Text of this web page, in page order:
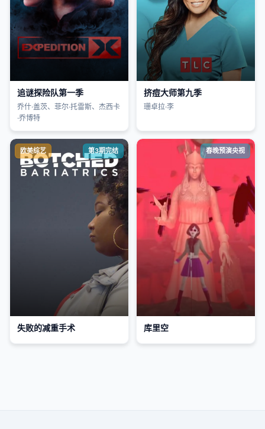
追谜探险队第一季
乔什·盖茨、菲尔·托雷斯、杰西卡
·乔博特
挤痘大师第九季
珊卓拉·李
欧美综艺 第3期完结
失败的减重手术
春晚预演央视
库里空